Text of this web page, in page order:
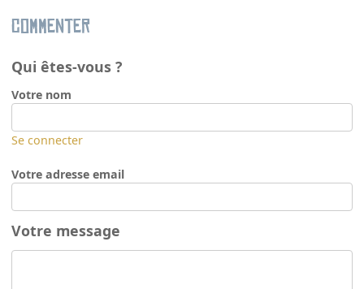
Commenter
Qui êtes-vous ?
Votre nom
Se connecter
Votre adresse email
Votre message